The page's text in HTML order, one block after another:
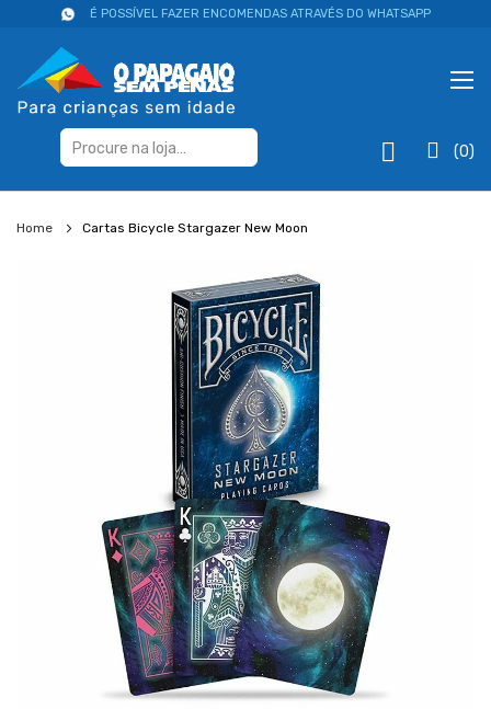
É POSSÍVEL FAZER ENCOMENDAS ATRAVÉS DO WHATSAPP
(0)
Home Cartas Bicycle Stargazer New Moon